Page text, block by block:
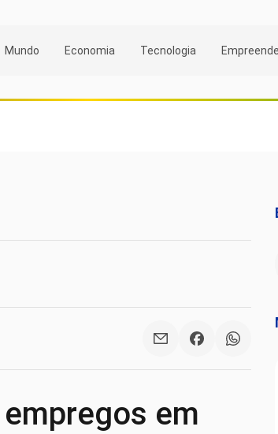
Mundo Economia Tecnologia
em